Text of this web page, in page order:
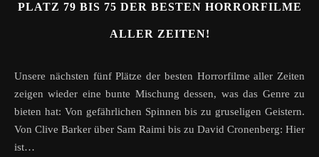
PLATZ 79 BIS 75 DER BESTEN HORRORFILME
ALLER ZEITEN!
Unsere nächsten fünf Plätze der besten Horrorfilme aller Zeiten
zeigen wieder eine bunte Mischung dessen, was das Genre zu
bieten hat: Von gefährlichen Spinnen bis zu gruseligen Geistern.
Von Clive Barker über Sam Raimi bis zu David Cronenberg: Hier
ist…